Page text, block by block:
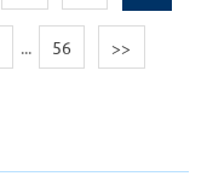
... 56 >>